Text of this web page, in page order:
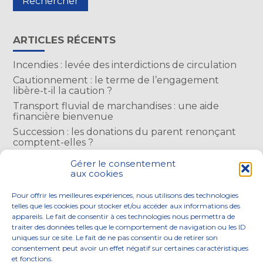
Gérer le consentement
aux cookies
Pour offrir les meilleures expériences, nous utilisons des technologies
telles que les cookies pour stocker et/ou accéder aux informations des
appareils. Le fait de consentir à ces technologies nous permettra de
traiter des données telles que le comportement de navigation ou les ID
uniques sur ce site. Le fait de ne pas consentir ou de retirer son
consentement peut avoir un effet négatif sur certaines caractéristiques
et fonctions.
ARTICLES RÉCENTS
Incendies : levée des interdictions de circulation
Cautionnement : le terme de l’engagement
libère-t-il la caution ?
Transport fluvial de marchandises : une aide
financière bienvenue
Succession : les donations du parent renonçant
comptent-elles ?
Encadrement des loyers : une année de plus
COMMENTAIRES RÉCENTS
Footer